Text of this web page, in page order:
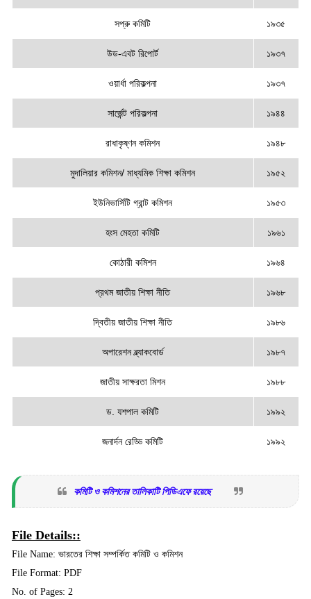
সপ্রু কমিটি ১৯৩৫
উড-এবট রিপোর্ট ১৯৩৭
ওয়ার্ধা পরিকল্পনা ১৯৩৭
সার্জেন্ট পরিকল্পনা ১৯৪৪
রাধাকৃষ্ণন কমিশন ১৯৪৮
মুদালিয়ার কমিশন/ মাধ্যমিক শিক্ষা কমিশন ১৯৫২
ইউনিভার্সিটি গ্রান্ট কমিশন ১৯৫৩
হংস মেহতা কমিটি ১৯৬১
কোঠারী কমিশন ১৯৬৪
প্রথম জাতীয় শিক্ষা নীতি ১৯৬৮
দ্বিতীয় জাতীয় শিক্ষা নীতি ১৯৮৬
অপারেশন ব্ল্যাকবোর্ড ১৯৮৭
জাতীয় সাক্ষরতা মিশন ১৯৮৮
ড. যশপাল কমিটি ১৯৯২
জনার্দন রেড্ডি কমিটি ১৯৯২
কমিটি ও কমিশনের তালিকাটি পিডিএফে রয়েছে
File Details::
File Name: ভারতের শিক্ষা সম্পর্কিত কমিটি ও কমিশন
File Format: PDF
No. of Pages: 2